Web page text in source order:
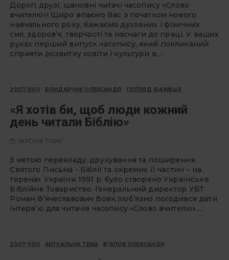
Дорогі друзі, шановні читачі часопису «Слово
вчителю»! Щиро вітаємо Вас з початком нового
навчального року, бажаємо духовних і фізичних
сил, здоров’я, творчості та наснаги до праці. У ваших
руках перший випуск часопису, який покликаний
сприяти розвитку освіти і культури в…
2007-1(01) БОНДАРЧУК ОЛЕКСАНДР ПОГЛЯД ФАХІВЦЯ
«Я хотів би, щоб люди кожний
день читали Біблію»
19 РОКІВ ТОМУ
З метою перекладу, друкування та поширення
Святого Письма - Бiблiї та окремих її частин – на
теренах України 1991 р. було створено Українське
Бiблiйне Товариство. Генеральний директор УБТ
Роман В’ячеславович Вовк люб’язно погодився дати
інтерв’ю для читачів часопису «Слово вчителю».…
2007-1(01) АКТУАЛЬНА ТЕМА В'ЯЛОВ ОЛЕКСАНДР